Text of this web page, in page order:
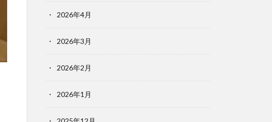
2026年4月
2026年3月
2026年2月
2026年1月